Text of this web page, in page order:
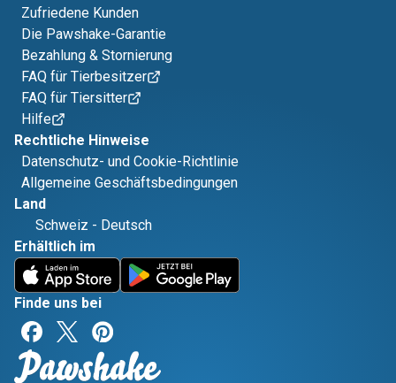
Zufriedene Kunden
Die Pawshake-Garantie
Bezahlung & Stornierung
FAQ für Tierbesitzer
FAQ für Tiersitter
Hilfe
Rechtliche Hinweise
Datenschutz- und Cookie-Richtlinie
Allgemeine Geschäftsbedingungen
Land
Schweiz - Deutsch
Erhältlich im
Finde uns bei